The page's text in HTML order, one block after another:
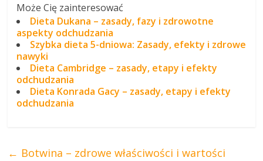
Może Cię zainteresować
Dieta Dukana – zasady, fazy i zdrowotne
aspekty odchudzania
Szybka dieta 5-dniowa: Zasady, efekty i zdrowe
nawyki
Dieta Cambridge – zasady, etapy i efekty
odchudzania
Dieta Konrada Gacy – zasady, etapy i efekty
odchudzania
← Botwina – zdrowe właściwości i wartości